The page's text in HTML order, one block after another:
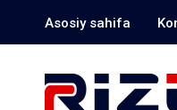
Asosiy sahifa